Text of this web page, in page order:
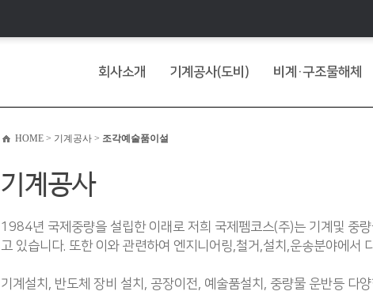
비계·구조물해체
기계공사(도비)
회사소개
HOME > 기계공사 > 조각예술품이설
기계공사
1984년 국제중량을 설립한 이래로 저희 국제펨코스(주)는 기계및 중
고 있습니다. 또한 이와 관련하여 엔지니어링,철거,설치,운송분야에서
기계설치, 반도체 장비 설치, 공장이전, 예술품설치, 중량물 운반등 다